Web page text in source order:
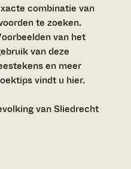
combinatie van
te zoeken.
van het
van deze
en meer
vindt u hier.
van Sliedrecht